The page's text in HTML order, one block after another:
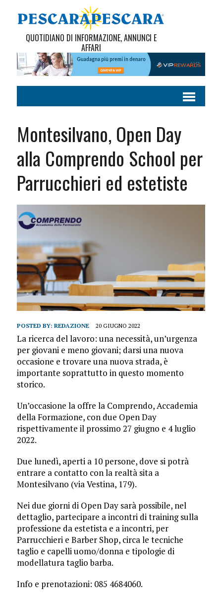
QUOTIDIANO DI INFORMAZIONE, ANNUNCI E
AFFARI
Montesilvano, Open Day
alla Comprendo School per
Parrucchieri ed estetiste
POSTED BY: REDAZIONE 20 GIUGNO 2022
La ricerca del lavoro: una necessità, un’urgenza
per giovani e meno giovani; darsi una nuova
occasione e trovare una nuova strada, è
importante soprattutto in questo momento
storico.
Un’occasione la offre la Comprendo, Accademia
della Formazione, con due Open Day
rispettivamente il prossimo 27 giugno e 4 luglio
2022.
Due lunedì, aperti a 10 persone, dove si potrà
entrare a contatto con la realtà sita a
Montesilvano (via Vestina, 179).
Nei due giorni di Open Day sarà possibile, nel
dettaglio, partecipare a incontri di training sulla
professione da estetista e a incontri, per
Parrucchieri e Barber Shop, circa le tecniche
taglio e capelli uomo/donna e tipologie di
modellatura taglio barba.
Info e prenotazioni: 085 4684060.